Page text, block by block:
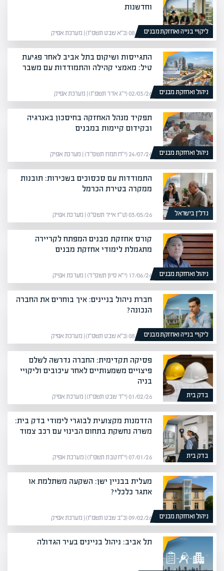
ליקויי בנייה ואחזקת מבנים
וחדשנות
08/02/26 (כ״א שבט תשפ״ו) | מערכת אפיק
ניהול ואחזקת מבנים
התגייסות ושיקום בתל אביב לאחר פגיעת
טיל: מאמצי קהילה והתמודדות עם משבר
02/03/26 (י״ג אדר תשפ״ו) | מערכת אפיק
ניהול ואחזקת מבנים
תפקיד מנהל האחזקה בחיסכון באנרגיה
ובקידום קיימות במבנים
24/07/24 (י״ח תמוז תשפ״ד) | מערכת אפיק
נדל”ן בישראל
התמודדות עם סכסוכים בשכירות: תובנות
ממקרה בטירת הכרמל
03/05/26 (ט״ז אייר תשפ״ו) | מערכת אפיק
ניהול ואחזקת מבנים
קורס אחזקת מבנים המפתח לקריירה
מתגמלת לימודי אחזקת מבנים
17/06/24 (י״א סיון תשפ״ד) | מערכת אפיק
ליקויי בנייה ואחזקת מבנים
חברת ניהול בניינים: איך בוחרים את החברה
הנכונה?
08/02/26 (כ״א שבט תשפ״ו) | מערכת אפיק
בדק בית
פסיקה תקדימית: החברה נדרשה לשלם
פיצויים משמעותיים לאחר עיכובים וליקויי
בניה
01/02/26 (י״ד שבט תשפ״ו) | מערכת אפיק
בדק בית
הזדמנות מקצועית לבוגרי לימודי בדק בית:
משרה נחשקת בתחום הבינוי עם רכב צמוד
07/01/26 (י״ח טבת תשפ״ו) | מערכת אפיק
ניהול ואחזקת מבנים
מעלית בבניין ישן: השקעה משתלמת או
אתגר כלכלי?
09/02/26 (כ״ב שבט תשפ״ו) | מערכת אפיק
תל אביב: ניהול בניינים בעיר הגדולה